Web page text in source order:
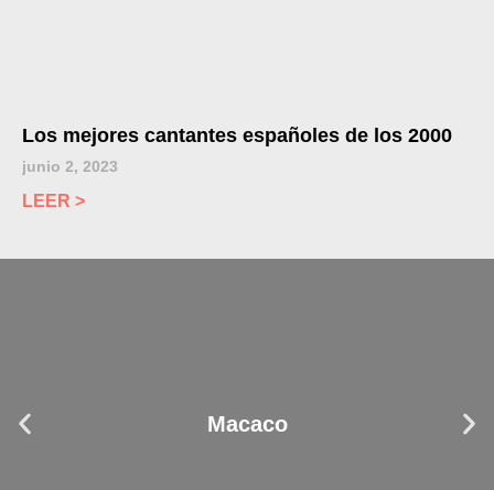
Los mejores cantantes españoles de los 2000
junio 2, 2023
LEER >
Macaco